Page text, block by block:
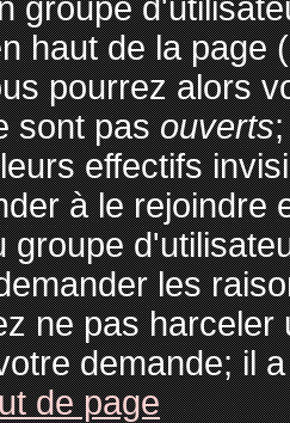
groupe
haut de la page
pourrez alors
sont pasouverts
effectifs
à le rejoindre
groupe
les
ne pas
demande; il
de page